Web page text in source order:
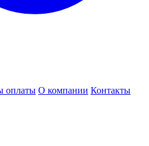
оплаты О компании Контакты